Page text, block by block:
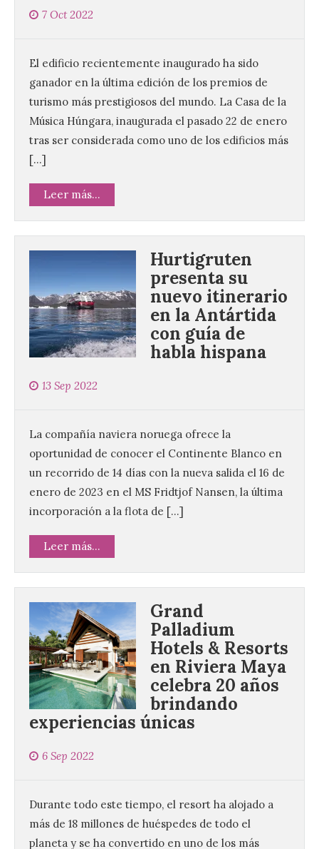
7 Oct 2022
El edificio recientemente inaugurado ha sido
ganador en la última edición de los premios de
turismo más prestigiosos del mundo. La Casa de la
Música Húngara, inaugurada el pasado 22 de enero
tras ser considerada como uno de los edificios más
[…]
Leer más...
Hurtigruten
presenta su
nuevo itinerario
en la Antártida
con guía de
habla hispana
13 Sep 2022
La compañía naviera noruega ofrece la
oportunidad de conocer el Continente Blanco en
un recorrido de 14 días con la nueva salida el 16 de
enero de 2023 en el MS Fridtjof Nansen, la última
incorporación a la flota de […]
Leer más...
Grand
Palladium
Hotels & Resorts
en Riviera Maya
celebra 20 años
brindando
experiencias únicas
6 Sep 2022
Durante todo este tiempo, el resort ha alojado a
más de 18 millones de huéspedes de todo el
planeta y se ha convertido en uno de los más